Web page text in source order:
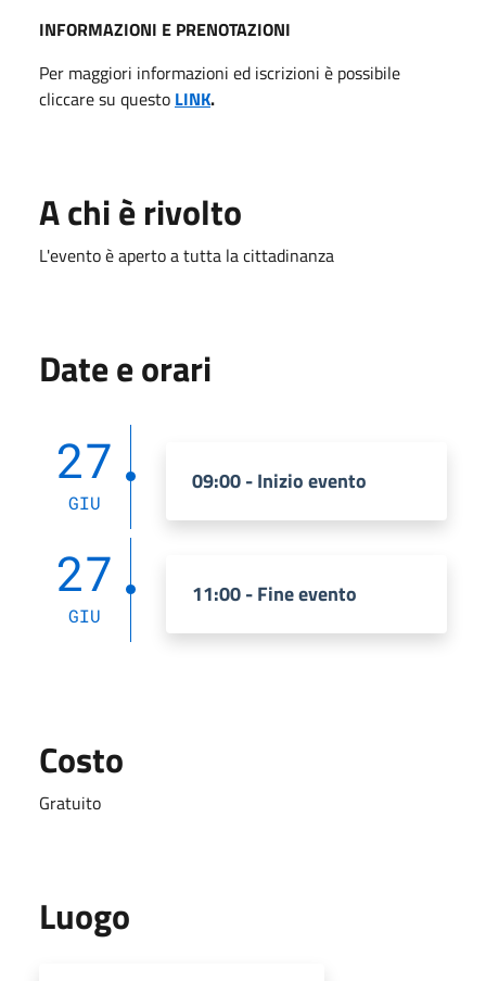
INFORMAZIONI E PRENOTAZIONI
Per maggiori informazioni ed iscrizioni è possibile
cliccare su questo LINK.
A chi è rivolto
L'evento è aperto a tutta la cittadinanza
Date e orari
27
GIU
09:00 - Inizio evento
27
GIU
11:00 - Fine evento
Costo
Gratuito
Luogo